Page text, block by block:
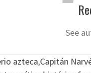
See
azteca,Capitán